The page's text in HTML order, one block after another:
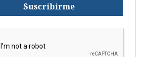
Suscribirme